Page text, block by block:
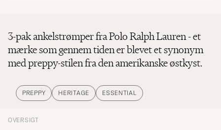
3-pak ankelstrømper fra Polo Ralph Lauren - et
mærke som gennem tiden er blevet et synonym
med preppy-stilen fra den amerikanske østkyst.
PREPPY HERITAGE ESSENTIAL
OVERSIGT